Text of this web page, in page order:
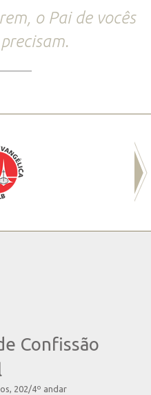
o Pai de vocês
Confissão
202/4º andar